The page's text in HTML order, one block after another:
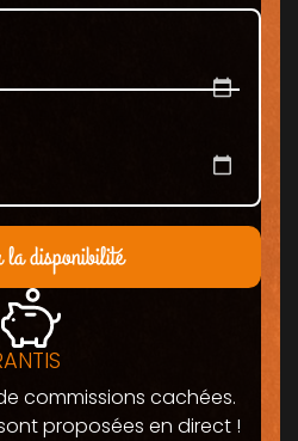
disponibilité
commissions cachées.
proposées en direct !